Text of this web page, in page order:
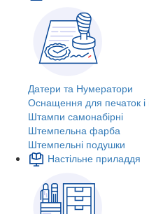
Датери та Нумератори
Оснащення для печаток і
Штампи самонабірні
Штемпельна фарба
Штемпельні подушки
Настільне приладдя